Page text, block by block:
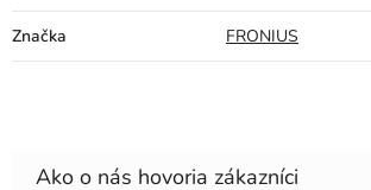
Značka FRONIUS